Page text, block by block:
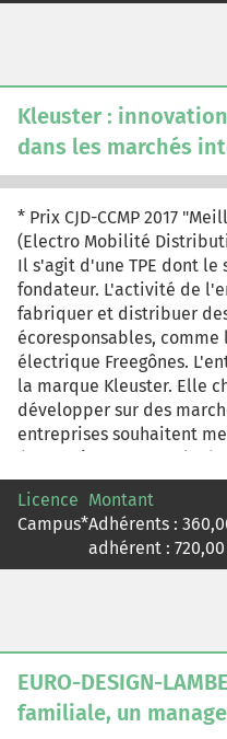
Kleuster :
dans les marchés
* Prix CJD-CCMP 2017
(Electro Mobilité
Il s'agit d'une TPE dont le
fondateur. L'activité de
fabriquer et distribuer
écoresponsables,
électrique Freegônes.
la marque Kleuster. Elle
développer sur des
entreprises souhaitent
éco-environnementale
s'agit donc, à partir d'un
des activités de
deux marchés prioritaires
potentiels identifiés et
en France, qu'à
Licence
Campus*
Montant
Adhérents :
adhérent : 720,00
EURO-DESIGN-
familiale, un